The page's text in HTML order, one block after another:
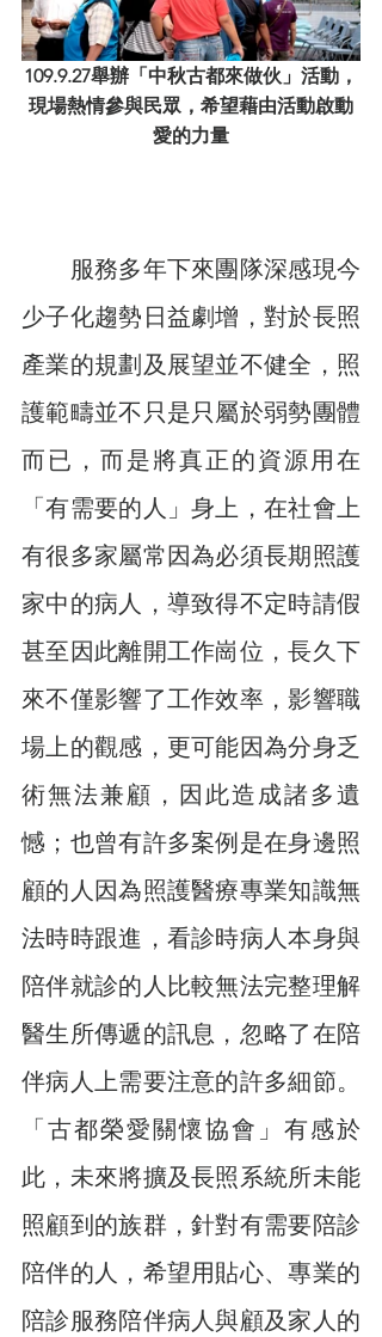
109.9.27舉辦「中秋古都來做伙」活動，
現場熱情參與民眾，希望藉由活動啟動
愛的力量
服務多年下來團隊深感現今
少子化趨勢日益劇增，對於長照
產業的規劃及展望並不健全，照
護範疇並不只是只屬於弱勢團體
而已，而是將真正的資源用在
「有需要的人」身上，在社會上
有很多家屬常因為必須長期照護
家中的病人，導致得不定時請假
甚至因此離開工作崗位，長久下
來不僅影響了工作效率，影響職
場上的觀感，更可能因為分身乏
術無法兼顧，因此造成諸多遺
憾；也曾有許多案例是在身邊照
顧的人因為照護醫療專業知識無
法時時跟進，看診時病人本身與
陪伴就診的人比較無法完整理解
醫生所傳遞的訊息，忽略了在陪
伴病人上需要注意的許多細節。
「古都榮愛關懷協會」有感於
此，未來將擴及長照系統所未能
照顧到的族群，針對有需要陪診
陪伴的人，希望用貼心、專業的
陪診服務陪伴病人與顧及家人的